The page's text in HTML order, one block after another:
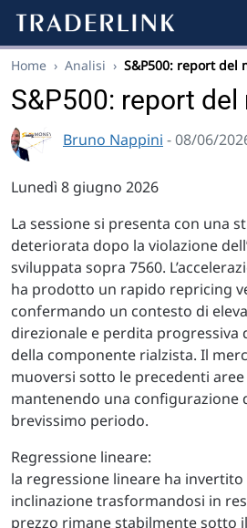
Home › Analisi › S&P500: report del
S&P500: report
Bruno Nappini - 08/06/
Lunedì 8 giugno 2026
La sessione si presenta con una
deteriorata dopo la violazione
sviluppata sopra 7560.
ha prodotto un rapido repricing
confermando un contesto di
direzionale e perdita
della componente rialzista. Il
muoversi sotto le precedenti
mantenendo una configurazione
brevissimo periodo.
Regressione lineare:
la regressione lineare ha
inclinazione trasformandosi in
prezzo rimane stabilmente sotto